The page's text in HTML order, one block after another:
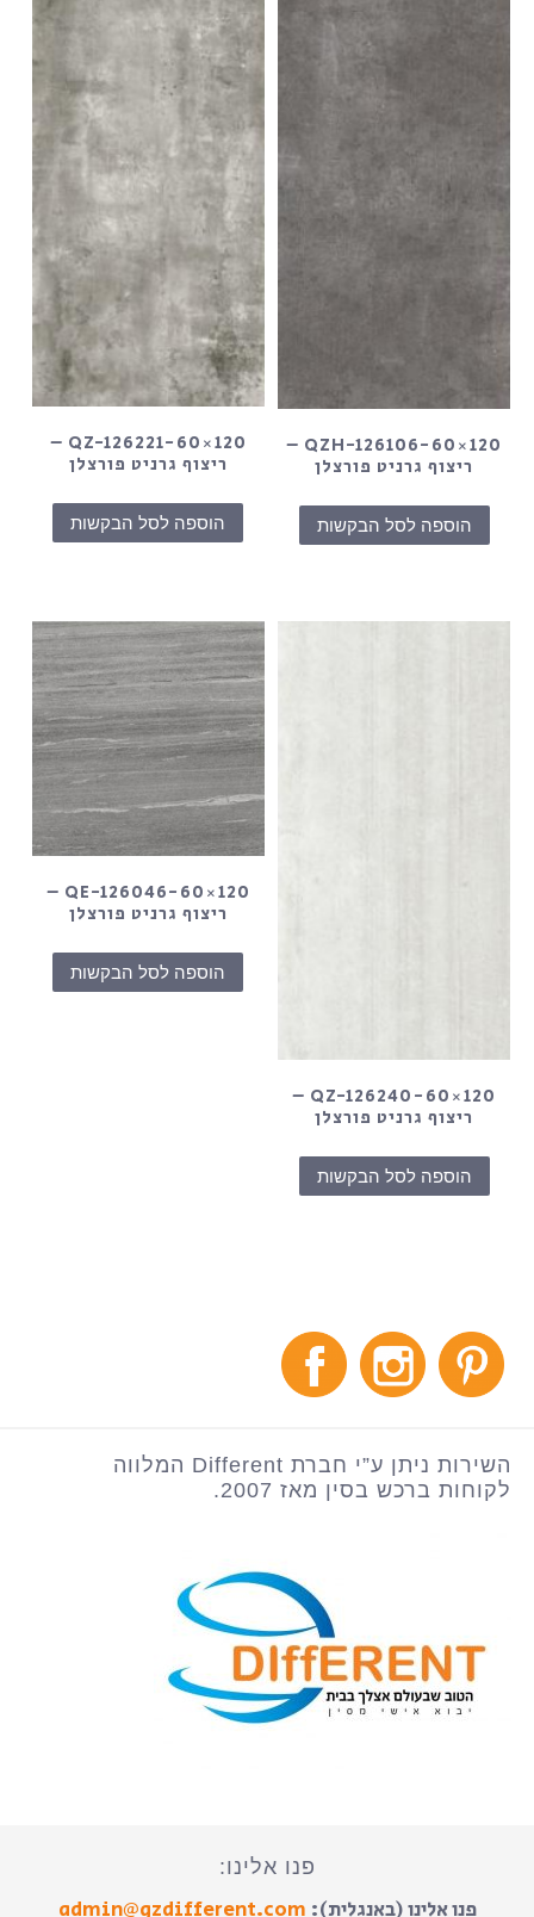
QZH-126106-60×120 –
ריצוף גרניט פורצלן
הוספה לסל הבקשות
QZ-126221-60×120 –
ריצוף גרניט פורצלן
הוספה לסל הבקשות
QZ-126240-60×120 –
ריצוף גרניט פורצלן
הוספה לסל הבקשות
QE-126046-60×120 –
ריצוף גרניט פורצלן
הוספה לסל הבקשות
השירות ניתן ע”י חברת Different המלווה
לקוחות ברכש בסין מאז 2007.
פנו אלינו:
פנו אלינו (באנגלית): admin@gzdifferent.com